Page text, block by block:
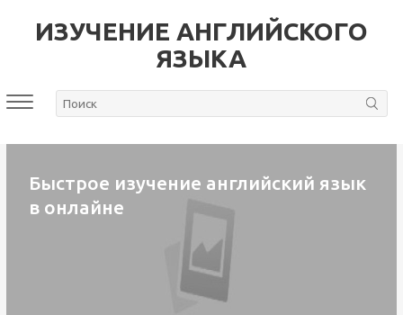
ИЗУЧЕНИЕ АНГЛИЙСКОГО
ЯЗЫКА
Быстрое изучение английский язык
в онлайне